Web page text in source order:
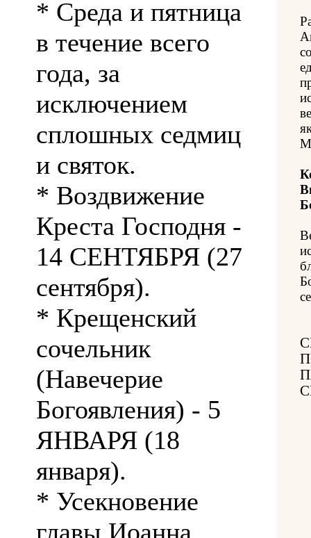
* Среда и пятница
в течение всего
года, за
исключением
сплошных седмиц
и святок.
* Воздвижение
Креста Господня -
14 СЕНТЯБРЯ (27
сентября).
* Крещенский
сочельник
(Навечерие
Богоявления) - 5
ЯНВАРЯ (18
января).
* Усекновение
главы Иоанна